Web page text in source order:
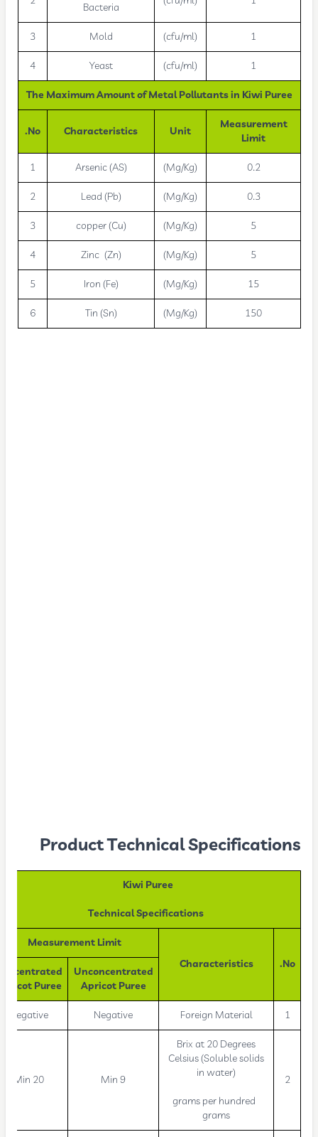
Bacteria
1
(cfu/ml)
Mold
3
1
(cfu/ml)
Yeast
4
The Maximum Amount of Metal Pollutants in Kiwi Puree
Measurement
Limit
Unit
Characteristics
No.
0.2
(Mg/Kg)
Arsenic (AS)
1
0.3
(Mg/Kg)
Lead (Pb)
2
5
(Mg/Kg)
copper (Cu)
3
5
(Mg/Kg)
Zinc (Zn)
4
15
(Mg/Kg)
Iron (Fe)
5
150
(Mg/Kg)
Tin (Sn)
6
Product Technical Specifications
Kiwi Puree
Technical Specifications
No.
Characteristics
Measurement Limit
Unconcentrated
Apricot Puree
Puree
1
Foreign Material
Negative
Negative
2
Brix at 20 Degrees
Celsius (Soluble solids
in water)
grams per hundred
grams
Min 9
Min 20